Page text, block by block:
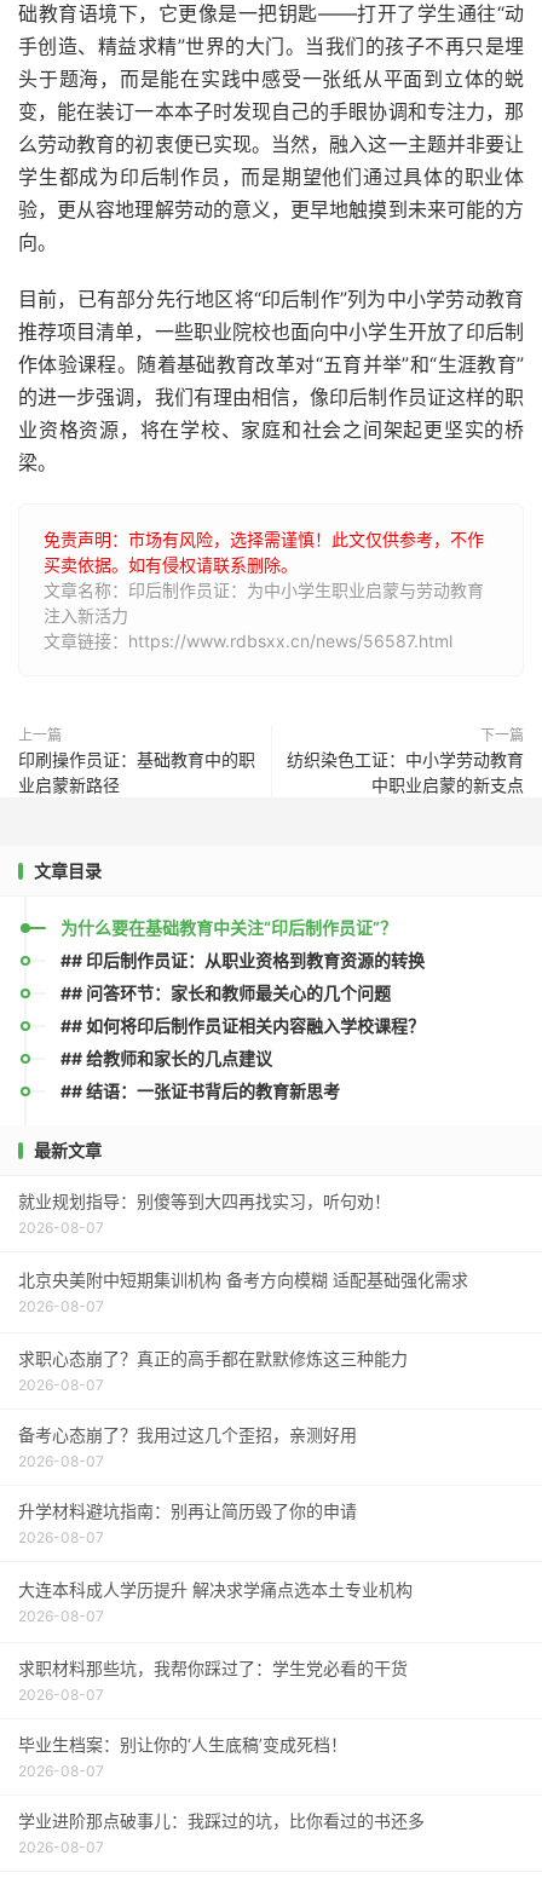
础教育语境下，它更像是一把钥匙——打开了学生通往“动
手创造、精益求精”世界的大门。当我们的孩子不再只是埋
头于题海，而是能在实践中感受一张纸从平面到立体的蜕
变，能在装订一本本子时发现自己的手眼协调和专注力，那
么劳动教育的初衷便已实现。当然，融入这一主题并非要让
学生都成为印后制作员，而是期望他们通过具体的职业体
验，更从容地理解劳动的意义，更早地触摸到未来可能的方
向。
目前，已有部分先行地区将“印后制作”列为中小学劳动教育
推荐项目清单，一些职业院校也面向中小学生开放了印后制
作体验课程。随着基础教育改革对“五育并举”和“生涯教育”
的进一步强调，我们有理由相信，像印后制作员证这样的职
业资格资源，将在学校、家庭和社会之间架起更坚实的桥
梁。
免责声明：市场有风险，选择需谨慎！此文仅供参考，不作
买卖依据。如有侵权请联系删除。
文章名称：印后制作员证：为中小学生职业启蒙与劳动教育
注入新活力
文章链接：https://www.rdbsxx.cn/news/56587.html
上一篇
印刷操作员证：基础教育中的职
业启蒙新路径
下一篇
纺织染色工证：中小学劳动教育
中职业启蒙的新支点
文章目录
为什么要在基础教育中关注“印后制作员证”？
## 印后制作员证：从职业资格到教育资源的转换
## 问答环节：家长和教师最关心的几个问题
## 如何将印后制作员证相关内容融入学校课程？
## 给教师和家长的几点建议
## 结语：一张证书背后的教育新思考
最新文章
就业规划指导：别傻等到大四再找实习，听句劝！
2026-08-07
北京央美附中短期集训机构 备考方向模糊 适配基础强化需求
2026-08-07
求职心态崩了？真正的高手都在默默修炼这三种能力
2026-08-07
备考心态崩了？我用过这几个歪招，亲测好用
2026-08-07
升学材料避坑指南：别再让简历毁了你的申请
2026-08-07
大连本科成人学历提升 解决求学痛点选本土专业机构
2026-08-07
求职材料那些坑，我帮你踩过了：学生党必看的干货
2026-08-07
毕业生档案：别让你的‘人生底稿’变成死档！
2026-08-07
学业进阶那点破事儿：我踩过的坑，比你看过的书还多
2026-08-07